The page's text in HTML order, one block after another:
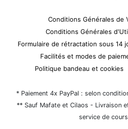
Conditions Générales de
Conditions Générales
Formulaire de rétractation sous 14
Facilités et modes de
Politique bandeau et cookies
* Paiement 4x PayPal : selon
** Sauf Mafate et Cilaos - Livraison
service de